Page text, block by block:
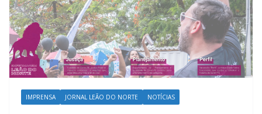
IMPRENSA JORNAL LEÃO DO NORTE NOTÍCIAS